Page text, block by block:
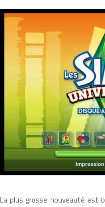
La plus grosse nouveauté est